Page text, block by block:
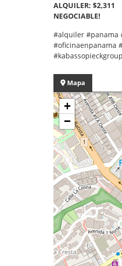
ALQUILER: $2,311
NEGOCIABLE!
#alquiler #panama
#oficinaenpanama
Mapa
+
−